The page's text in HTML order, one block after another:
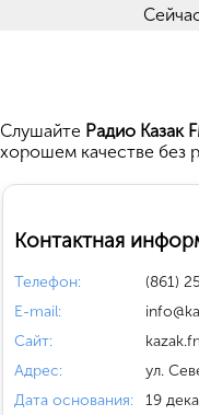
Cлушайте Радио Казак
хорошем качестве без
Контактная
Телефон:
(861)
E-mail:
Сайт:
Адрес:
ул.
Дата основания:
19